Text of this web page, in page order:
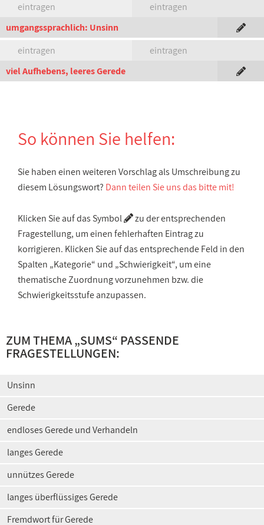
eintragen
eintragen
umgangssprachlich: Unsinn
eintragen
eintragen
viel Aufhebens, leeres Gerede
So können Sie helfen:
Sie haben einen weiteren Vorschlag als Umschreibung zu
diesem Lösungswort? Dann teilen Sie uns das bitte mit!
Klicken Sie auf das Symbol
zu der entsprechenden
Fragestellung, um einen fehlerhaften Eintrag zu
korrigieren. Klicken Sie auf das entsprechende Feld in den
Spalten „Kategorie“ und „Schwierigkeit“, um eine
thematische Zuordnung vorzunehmen bzw. die
Schwierigkeitsstufe anzupassen.
ZUM THEMA „SUMS“ PASSENDE
FRAGESTELLUNGEN:
Unsinn
Gerede
endloses Gerede und Verhandeln
langes Gerede
unnützes Gerede
langes überflüssiges Gerede
Fremdwort für Gerede